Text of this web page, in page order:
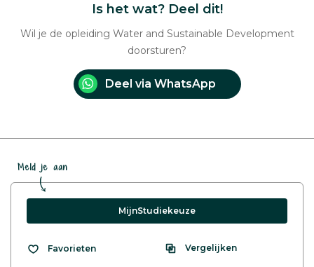
Is het wat? Deel dit!
Wil je de opleiding Water and Sustainable Development
doorsturen?
Deel via WhatsApp
Meld je aan
MijnStudiekeuze
Favorieten Vergelijken